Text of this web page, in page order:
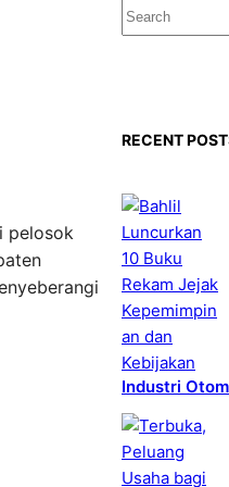
pelosok
S
e
RECENT
Industri